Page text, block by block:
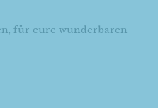
für eure wunderbaren